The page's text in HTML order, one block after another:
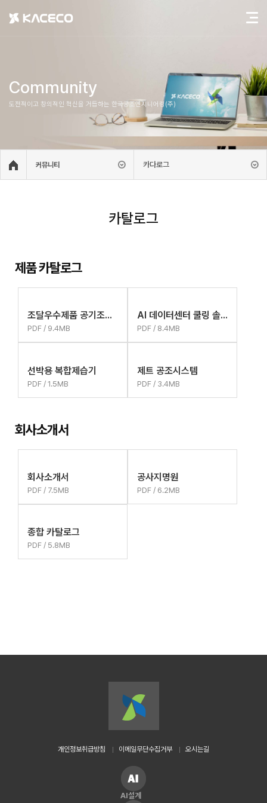
Community
도전적이고 창의적인 혁신을 거듭하는 한국공조엔지니어링(주)
커뮤니티 카다로그
카탈로그
제품 카탈로그
조달우수제품 공기조화기
PDF / 9.4MB
AI 데이터센터 쿨링 솔루션
PDF / 8.4MB
선박용 복합제습기
PDF / 1.5MB
제트 공조시스템
PDF / 3.4MB
회사소개서
회사소개서
PDF / 7.5MB
공사지명원
PDF / 6.2MB
종합 카탈로그
PDF / 5.8MB
개인정보취급방침 이메일무단수집거부 오시는길
AI설계